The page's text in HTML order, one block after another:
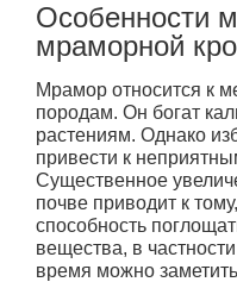
Особенности
мраморной
Мрамор относится к
породам. Он богат
растениям. Однако
привести к
Существенное
почве приводит к
способность
вещества, в
время можно